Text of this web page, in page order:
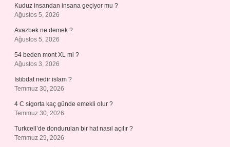
Kuduz insandan insana geçiyor mu ?
Ağustos 5, 2026
Avazbek ne demek ?
Ağustos 5, 2026
54 beden mont XL mi ?
Ağustos 3, 2026
Istibdat nedir islam ?
Temmuz 30, 2026
4 C sigorta kaç günde emekli olur ?
Temmuz 30, 2026
Turkcell’de dondurulan bir hat nasıl açılır ?
Temmuz 29, 2026